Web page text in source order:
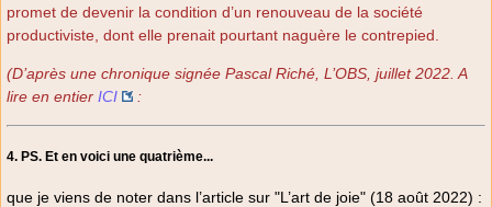
promet de devenir la condition d’un renouveau de la société
productiviste, dont elle prenait pourtant naguère le contrepied.
(D’après une chronique signée Pascal Riché, L’OBS, juillet 2022. A
lire en entier ICI :
4. PS. Et en voici une quatrième...
que je viens de noter dans l’article sur "L’art de joie" (18 août 2022) :